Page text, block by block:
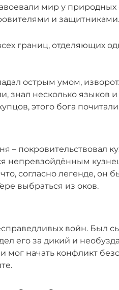
мир у
и защитниками.
границ, отделяющих
острым умом,
знал несколько
этого бога
– покровительствовал
непревзойдённым
согласно легенде, он
выбраться из оков.
войн. Был
его за дикий и
мог начать конфликт